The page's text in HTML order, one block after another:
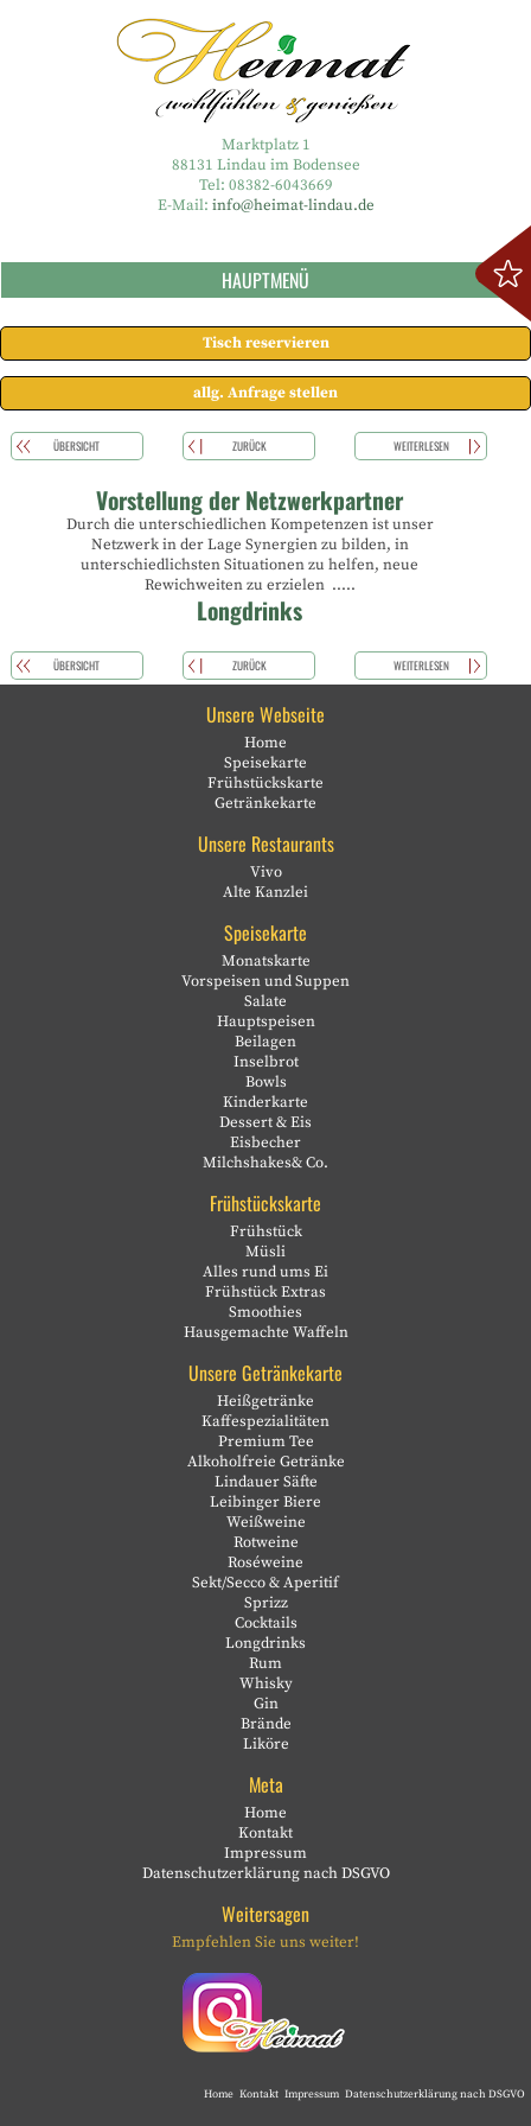
Marktplatz 1
88131 Lindau im Bodensee
Tel: 08382-6043669
E-Mail: info@heimat-lindau.de
HAUPTMENÜ
Tisch reservieren
allg. Anfrage stellen
ÜBERSICHT ZURÜCK WEITERLESEN
Vorstellung der Netzwerkpartner
Durch die unterschiedlichen Kompetenzen ist unser
Netzwerk in der Lage Synergien zu bilden, in
unterschiedlichsten Situationen zu helfen, neue
Rewichweiten zu erzielen .....
Longdrinks
ÜBERSICHT ZURÜCK WEITERLESEN
Unsere Webseite
Home
Speisekarte
Frühstückskarte
Getränkekarte
Unsere Restaurants
Vivo
Alte Kanzlei
Speisekarte
Monatskarte
Vorspeisen und Suppen
Salate
Hauptspeisen
Beilagen
Inselbrot
Bowls
Kinderkarte
Dessert & Eis
Eisbecher
Milchshakes& Co.
Frühstückskarte
Frühstück
Müsli
Alles rund ums Ei
Frühstück Extras
Smoothies
Hausgemachte Waffeln
Unsere Getränkekarte
Heißgetränke
Kaffespezialitäten
Premium Tee
Alkoholfreie Getränke
Lindauer Säfte
Leibinger Biere
Weißweine
Rotweine
Roséweine
Sekt/Secco & Aperitif
Sprizz
Cocktails
Longdrinks
Rum
Whisky
Gin
Brände
Liköre
Meta
Home
Kontakt
Impressum
Datenschutzerklärung nach DSGVO
Weitersagen
Empfehlen Sie uns weiter!
Home Kontakt Impressum Datenschutzerklärung nach DSGVO